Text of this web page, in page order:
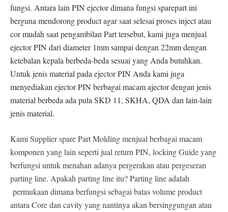
fungsi. Antara lain PIN ejector dimana fungsi sparepart ini
berguna mendorong product agar saat selesai proses inject atau
cor mudah saat pengambilan Part tersebut, kami juga menjual
ejector PIN dari diameter 1mm sampai dengan 22mm dengan
ketebalan kepala berbeda-beda sesuai yang Anda butuhkan.
Untuk jenis material pada ejector PIN Anda kami juga
menyediakan ejector PIN berbagai macam ajector dengan jenis
material berbeda ada pula SKD 11, SKHA, QDA dan lain-lain
jenis material.
Kami Supplier spare Part Molding menjual berbagai macam
komponen yang lain seperti jual return PIN, locking Guide yang
berfungsi untuk menahan adanya pergerakan atau pergeseran
parting line. Apakah parting line itu? Parting line adalah
permukaan dimana berfungsi sebagai batas volume product
antara Core dan cavity yang nantinya akan bersinggungan atau